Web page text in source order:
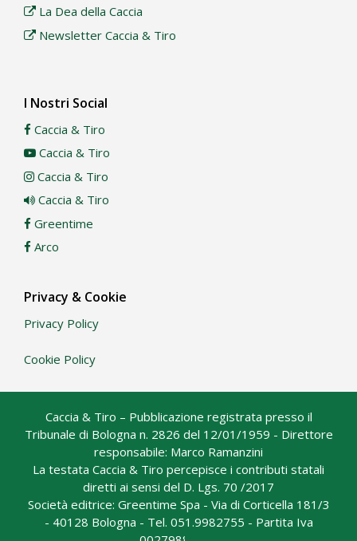
La Dea della Caccia
Newsletter Caccia & Tiro
I Nostri Social
Caccia & Tiro
Caccia & Tiro
Caccia & Tiro
Caccia & Tiro
Greentime
Arco
Privacy & Cookie
Privacy Policy
Cookie Policy
Caccia & Tiro – Pubblicazione registrata presso il
Tribunale di Bologna n. 2826 del 12/01/1959 - Direttore
responsabile: Marco Ramanzini
La testata Caccia & Tiro percepisce i contributi statali
diretti ai sensi del D. Lgs. 70 /2017
Società editrice: Greentime Spa - Via di Corticella 181/3
- 40128 Bologna - Tel. 051.9982755 - Partita Iva